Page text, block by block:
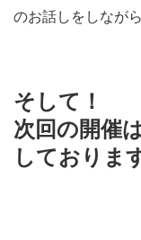
のお話しをしなが
そして！
次回の開催
しておりま